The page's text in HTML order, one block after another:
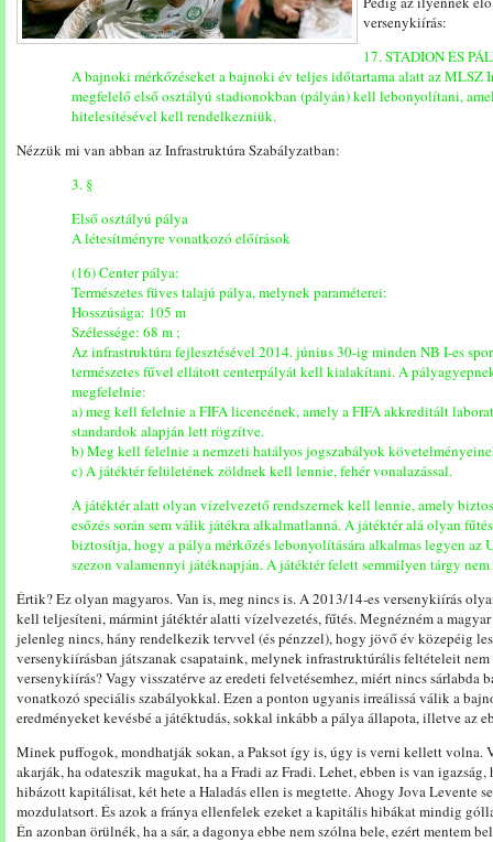
versenykiírás:
17. STADION ÉS
A bajnoki mérkőzéseket a bajnoki év teljes időtartama alatt az MLSZ
megfelelő első osztályú stadionokban (pályán) kell lebonyolítani,
hitelesítésével kell rendelkezniük.
Nézzük mi van abban az Infrastruktúra Szabályzatban:
3. §
Első osztályú pálya
A létesítményre vonatkozó előírások
(16) Center pálya:
Természetes füves talajú pálya, melynek paraméterei:
Hosszúsága: 105 m
Szélessége: 68 m ;
Az infrastruktúra fejlesztésével 2014. június 30-ig minden NB I-es
természetes fűvel ellátott centerpályát kell kialakítani. A
megfelelnie:
a) meg kell felelnie a FIFA licencének, amely a FIFA akkreditált
standardok alapján lett rögzítve.
b) Meg kell felelnie a nemzeti hatályos jogszabályok
c) A játéktér felületének zöldnek kell lennie, fehér vonalazással.
A játéktér alatt olyan vízelvezető rendszernek kell lennie, amely
esőzés során sem válik játékra alkalmatlanná. A játéktér alá olyan
biztosítja, hogy a pálya mérkőzés lebonyolítására alkalmas legyen az
szezon valamennyi játéknapján. A játéktér felett semmilyen tárgy
Értik? Ez olyan magyaros. Van is, meg nincs is. A 2013/14-es versenykiírás
kell teljesíteni, mármint játéktér alatti vízelvezetés, fűtés. Megnézném a
jelenleg nincs, hány rendelkezik tervvel (és pénzzel), hogy jövő év közepéig
versenykiírásban játszanak csapataink, melynek infrastruktúrális feltételeit
versenykiírás? Vagy visszatérve az eredeti felvetésemhez, miért nincs sárlabda
vonatkozó speciális szabályokkal. Ezen a ponton ugyanis irreálissá válik a
eredményeket kevésbé a játéktudás, sokkal inkább a pálya állapota, illetve az
Minek puffogok, mondhatják sokan, a Paksot így is, úgy is verni kellett volna.
akarják, ha odateszik magukat, ha a Fradi az Fradi. Lehet, ebben is van
hibázott kapitálisat, két hete a Haladás ellen is megtette. Ahogy Jova Levente
mozdulatsort. És azok a fránya ellenfelek ezeket a kapitális hibákat mindig
Én azonban örülnék, ha a sár, a dagonya ebbe nem szólna bele, ezért mentem